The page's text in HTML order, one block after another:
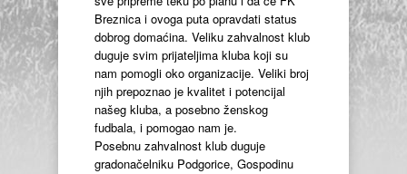
Breznica i ovoga puta opravdati status
dobrog domaćina. Veliku zahvalnost klub
duguje svim prijateljima kluba koji su
nam pomogli oko organizacije. Veliki broj
njih prepoznao je kvalitet i potencijal
našeg kluba, a posebno ženskog
fudbala, i pomogao nam je.
Posebnu zahvalnost klub duguje
gradonačelniku Podgorice, Gospodinu